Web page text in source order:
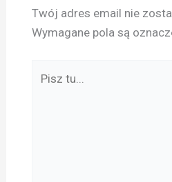
Twój adres email nie
Wymagane pola są